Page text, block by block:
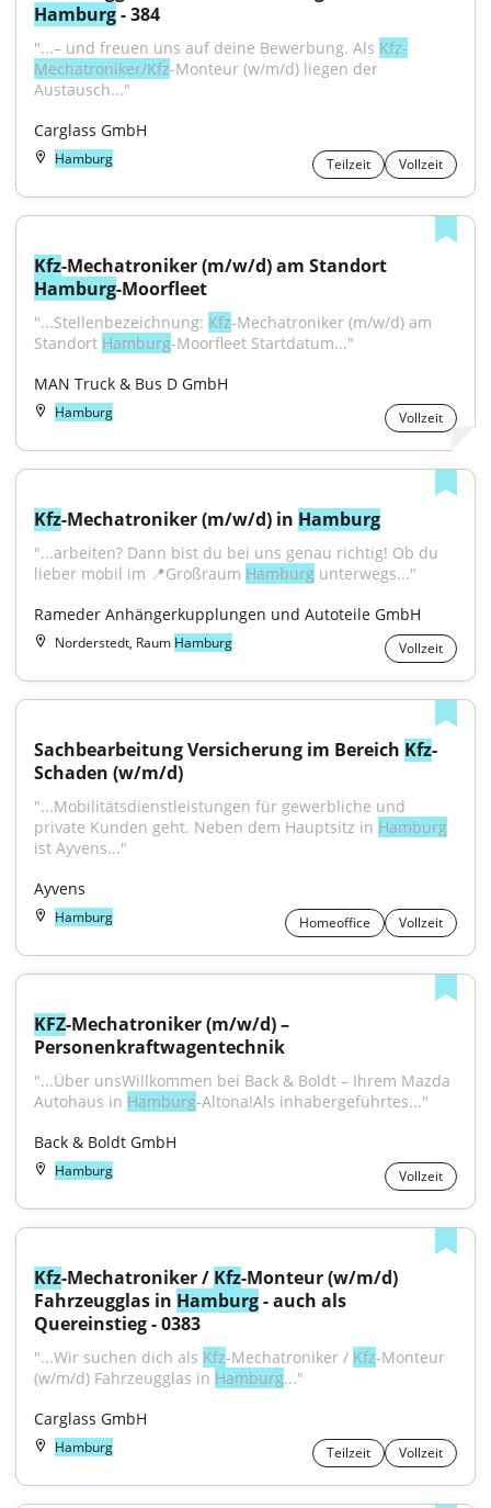
Hamburg - 384
"...– und freuen uns auf deine Bewerbung. Als Kfz-
Mechatroniker/Kfz-Monteur (w/m/d) liegen der
Austausch..."
Carglass GmbH
Hamburg Teilzeit Vollzeit
Kfz
Hamburg-Moorfleet
"...Stellenbezeichnung: Kfz-Mechatroniker (m/w/d) am
Standort Hamburg-Moorfleet Startdatum..."
MAN Truck & Bus D GmbH
Hamburg Vollzeit
Kfz-Mechatroniker (m/w/d) in Hamburg
"...arbeiten? Dann bist du bei uns genau richtig! Ob du
lieber mobil im 📍Großraum Hamburg unterwegs..."
Rameder Anhängerkupplungen und Autoteile GmbH
Norderstedt, Raum Hamburg Vollzeit
Sachbearbeitung Versicherung im Bereich Kfz-
Schaden (w/m/d)
"...Mobilitätsdienstleistungen für gewerbliche und
private Kunden geht. Neben dem Hauptsitz in Hamburg
ist Ayvens..."
Ayvens
Hamburg Homeoffice Vollzeit
KFZ-Mechatroniker (m/w/d) –
Personenkraftwagentechnik
"...Über unsWillkommen bei Back & Boldt – Ihrem Mazda
Autohaus in Hamburg-Altona!Als inhabergeführtes..."
Back & Boldt GmbH
Hamburg Vollzeit
Kfz-Mechatroniker / Kfz-Monteur (w/m/d)
Fahrzeugglas in Hamburg - auch als
Quereinstieg - 0383
"...Wir suchen dich als Kfz-Mechatroniker / Kfz-Monteur
(w/m/d) Fahrzeugglas in Hamburg..."
Carglass GmbH
Hamburg Teilzeit Vollzeit